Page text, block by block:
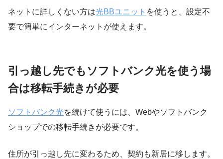
ネットに詳しくない方は光BBユニット を使うと、設定不
要で簡単にインターネットが使えます。
引っ越し先でもソフトバンク光を使う場
合は移転手続きが必要
ソフトバンク光を続けて使うには、 Webやソフトバンク
ショップでの移転手続きが必要です。
住所が引っ越し先に変わるため、契約も新居に移します。